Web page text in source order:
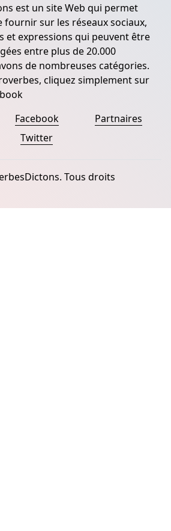
est un site Web qui permet
fournir sur les réseaux sociaux,
et expressions qui peuvent être
entre plus de 20.000
de nombreuses catégories.
cliquez simplement sur
Facebook
Twitter
Partnaires
Tous droits